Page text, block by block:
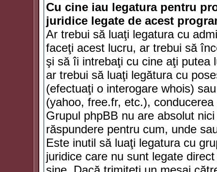
Cu cine iau legatura pentru
juridice legate de acest
Ar trebui să luaţi legatura cu
faceţi acest lucru, ar trebui să
şi să îi intrebaţi cu cine aţi putea
ar trebui să luaţi legătura cu
(efectuaţi o interogare whois)
(yahoo, free.fr, etc.),
Grupul phpBB nu are absolut
răspundere pentru cum, unde
Este inutil să luaţi legatura cu
juridice care nu sunt legate